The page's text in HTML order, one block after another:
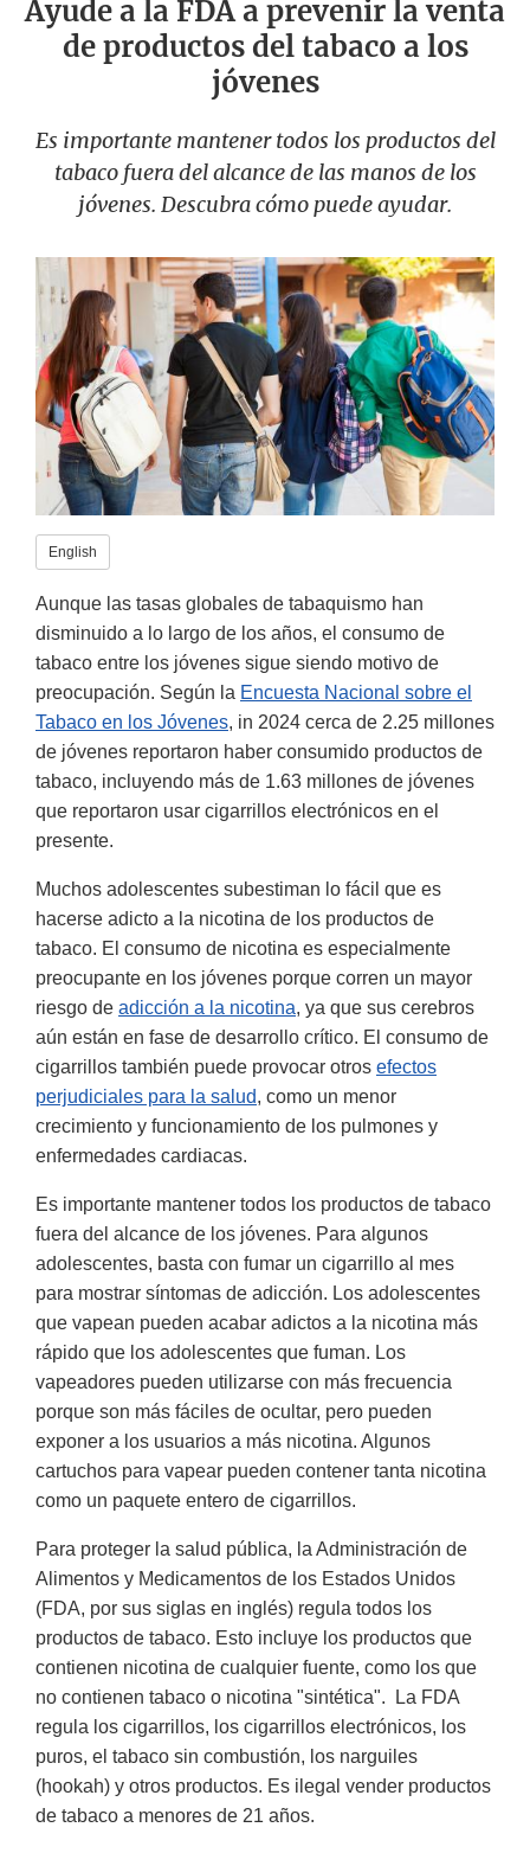
Ayude a la FDA a prevenir la venta
de productos del tabaco a los
jóvenes
Es importante mantener todos los productos del
tabaco fuera del alcance de las manos de los
jóvenes. Descubra cómo puede ayudar.
English
Aunque las tasas globales de tabaquismo han
disminuido a lo largo de los años, el consumo de
tabaco entre los jóvenes sigue siendo motivo de
preocupación. Según la Encuesta Nacional sobre el
Tabaco en los Jóvenes, in 2024 cerca de 2.25 millones
de jóvenes reportaron haber consumido productos de
tabaco, incluyendo más de 1.63 millones de jóvenes
que reportaron usar cigarrillos electrónicos en el
presente.
Muchos adolescentes subestiman lo fácil que es
hacerse adicto a la nicotina de los productos de
tabaco. El consumo de nicotina es especialmente
preocupante en los jóvenes porque corren un mayor
riesgo de adicción a la nicotina, ya que sus cerebros
aún están en fase de desarrollo crítico. El consumo de
cigarrillos también puede provocar otros efectos
perjudiciales para la salud, como un menor
crecimiento y funcionamiento de los pulmones y
enfermedades cardiacas.
Es importante mantener todos los productos de tabaco
fuera del alcance de los jóvenes. Para algunos
adolescentes, basta con fumar un cigarrillo al mes
para mostrar síntomas de adicción. Los adolescentes
que vapean pueden acabar adictos a la nicotina más
rápido que los adolescentes que fuman. Los
vapeadores pueden utilizarse con más frecuencia
porque son más fáciles de ocultar, pero pueden
exponer a los usuarios a más nicotina. Algunos
cartuchos para vapear pueden contener tanta nicotina
como un paquete entero de cigarrillos.
Para proteger la salud pública, la Administración de
Alimentos y Medicamentos de los Estados Unidos
(FDA, por sus siglas en inglés) regula todos los
productos de tabaco. Esto incluye los productos que
contienen nicotina de cualquier fuente, como los que
no contienen tabaco o nicotina "sintética". La FDA
regula los cigarrillos, los cigarrillos electrónicos, los
puros, el tabaco sin combustión, los narguiles
(hookah) y otros productos. Es ilegal vender productos
de tabaco a menores de 21 años.